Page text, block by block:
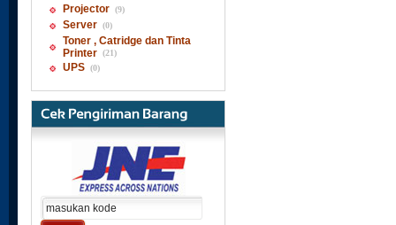
Projector (9)
Server (0)
Toner , Catridge dan Tinta
Printer (21)
UPS (0)